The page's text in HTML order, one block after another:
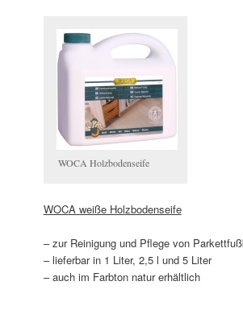
WOCA Holzbodenseife
WOCA weiße Holzbodenseife
– zur Reinigung und Pflege von
– lieferbar in 1 Liter, 2,5 l und 5 Liter
– auch im Farbton natur erhältlich